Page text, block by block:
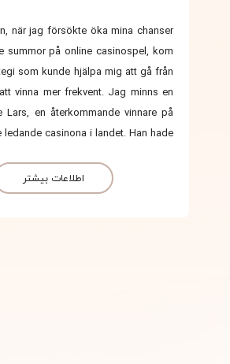
när jag försökte öka mina chanser
summor på online casinospel, kom
som kunde hjälpa mig att gå från
vinna mer frekvent. Jag minns en
Lars, en återkommande vinnare på
casinona i landet. Han hade […]
اطلاعات بیشتر